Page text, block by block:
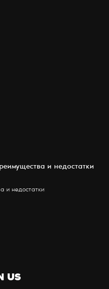
и недостатки
и недостатки
US